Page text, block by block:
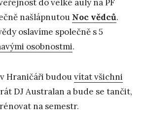
do velké auly na PF
našlápnutou Noc vědců.
oslavíme společně s 5
osobnostmi.
v Hraničáři budouvítat všichni
DJ Australan a bude se tančit,
na semestr.